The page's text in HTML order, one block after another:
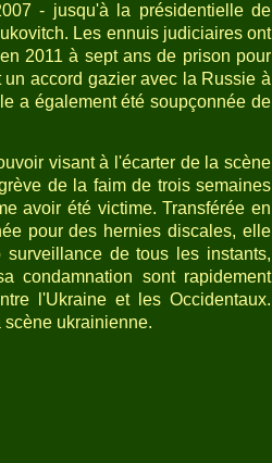
- jusqu'à la présidentielle de
Les ennuis judiciaires ont
2011 à sept ans de prison pour
accord gazier avec la Russie à
a également été soupçonnée de
visant à l'écarter de la scène
de la faim de trois semaines
avoir été victime. Transférée en
pour des hernies discales, elle
de tous les instants,
condamnation sont rapidement
l'Ukraine et les Occidentaux.
scène ukrainienne.